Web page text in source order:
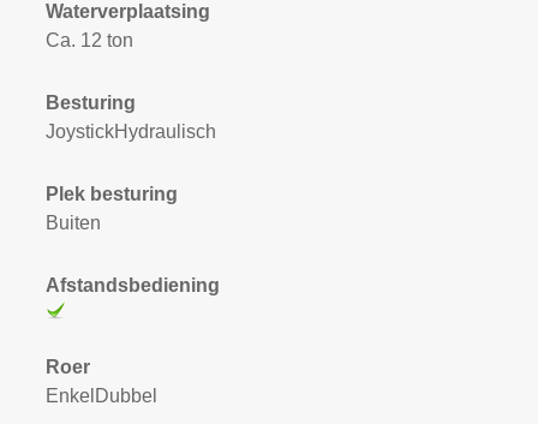
Waterverplaatsing
Ca. 12 ton
Besturing
JoystickHydraulisch
Plek besturing
Buiten
Afstandsbediening
Roer
EnkelDubbel